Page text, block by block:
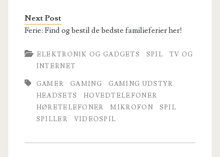
Next Post
Ferie: Find og bestil de bedste familieferier her!
ELEKTRONIK OG GADGETS SPIL
TV OG
INTERNET
GAMER GAMING
GAMING UDSTYR
HEADSETS
HOVEDTELEFONER
HØRETELEFONER
MIKROFON
SPIL
SPILLER
VIDEOSPIL